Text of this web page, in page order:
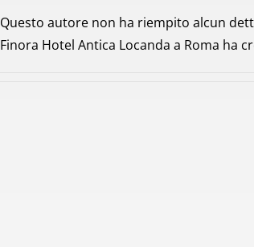
Questo autore non ha riempito alcun
Finora Hotel Antica Locanda a Roma ha